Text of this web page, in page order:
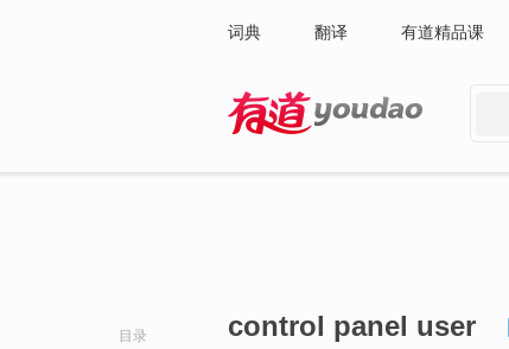
词典 翻译 有道精品课
目录 control panel user